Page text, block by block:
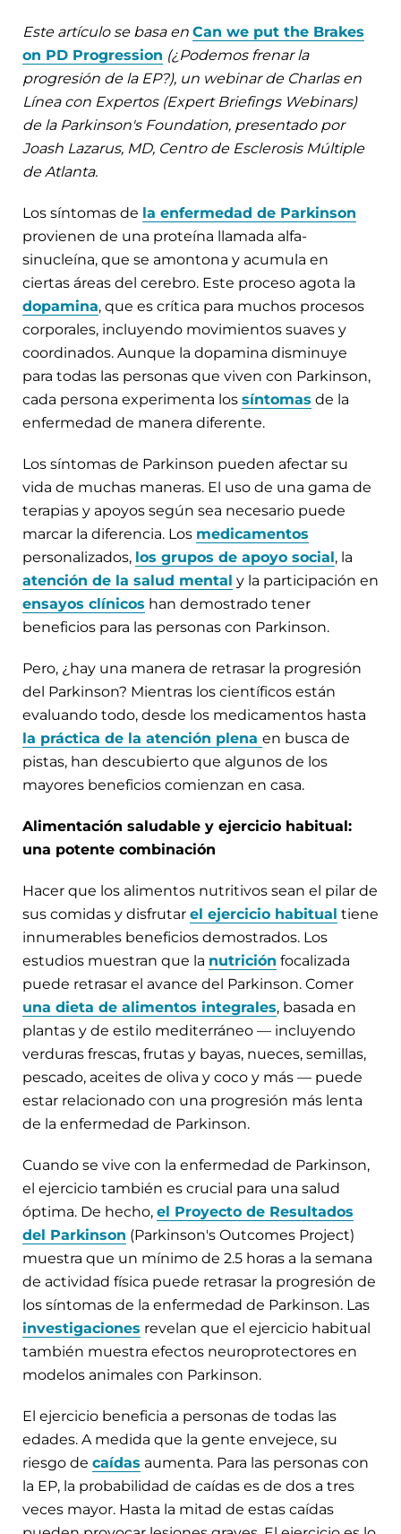
Este artículo se basa en Can we put the Brakes
on PD Progression (¿Podemos frenar la
progresión de la EP?), un webinar de Charlas en
Línea con Expertos (Expert Briefings Webinars)
de la Parkinson's Foundation, presentado por
Joash Lazarus, MD, Centro de Esclerosis Múltiple
de Atlanta.
Los síntomas de la enfermedad de Parkinson
provienen de una proteína llamada alfa-
sinucleína, que se amontona y acumula en
ciertas áreas del cerebro. Este proceso agota la
dopamina, que es crítica para muchos procesos
corporales, incluyendo movimientos suaves y
coordinados. Aunque la dopamina disminuye
para todas las personas que viven con Parkinson,
cada persona experimenta los síntomas de la
enfermedad de manera diferente.
Los síntomas de Parkinson pueden afectar su
vida de muchas maneras. El uso de una gama de
terapias y apoyos según sea necesario puede
marcar la diferencia. Los medicamentos
personalizados, los grupos de apoyo social, la
atención de la salud mental y la participación en
ensayos clínicos han demostrado tener
beneficios para las personas con Parkinson.
Pero, ¿hay una manera de retrasar la progresión
del Parkinson? Mientras los científicos están
evaluando todo, desde los medicamentos hasta
la práctica de la atención plena en busca de
pistas, han descubierto que algunos de los
mayores beneficios comienzan en casa.
Alimentación saludable y ejercicio habitual:
una potente combinación
Hacer que los alimentos nutritivos sean el pilar de
sus comidas y disfrutar el ejercicio habitual tiene
innumerables beneficios demostrados. Los
estudios muestran que la nutrición focalizada
puede retrasar el avance del Parkinson. Comer
una dieta de alimentos integrales, basada en
plantas y de estilo mediterráneo — incluyendo
verduras frescas, frutas y bayas, nueces, semillas,
pescado, aceites de oliva y coco y más — puede
estar relacionado con una progresión más lenta
de la enfermedad de Parkinson.
Cuando se vive con la enfermedad de Parkinson,
el ejercicio también es crucial para una salud
óptima. De hecho, el Proyecto de Resultados
del Parkinson (Parkinson's Outcomes Project)
muestra que un mínimo de 2.5 horas a la semana
de actividad física puede retrasar la progresión de
los síntomas de la enfermedad de Parkinson. Las
investigaciones revelan que el ejercicio habitual
también muestra efectos neuroprotectores en
modelos animales con Parkinson.
El ejercicio beneficia a personas de todas las
edades. A medida que la gente envejece, su
riesgo de caídas aumenta. Para las personas con
la EP, la probabilidad de caídas es de dos a tres
veces mayor. Hasta la mitad de estas caídas